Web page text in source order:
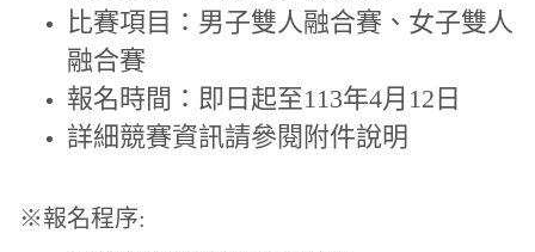
比賽項目：男子雙人融合賽、女子雙人
融合賽
報名時間：即日起至113年4月12日
詳細競賽資訊請參閱附件說明
※報名程序: